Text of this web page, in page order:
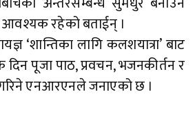
आवश्यक रहेको बताईन् ।
‘शान्तिका लागि कलशयात्रा’ बाट
पूजा पाठ, प्रवचन, भजनकीर्तन र
एनआरएनले जनाएको छ ।